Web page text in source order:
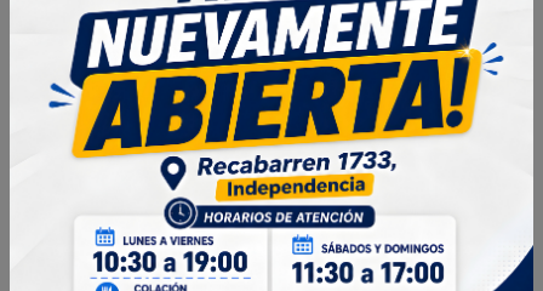
Almacenar en lugar fresco y fuera del alcance
de niños o mascotas.
Ideal para hogares, oficinas, gimnasios, colegios,
baños, cocinas o cualquier superficie que requiera
limpieza y desinfección frecuente con un toque